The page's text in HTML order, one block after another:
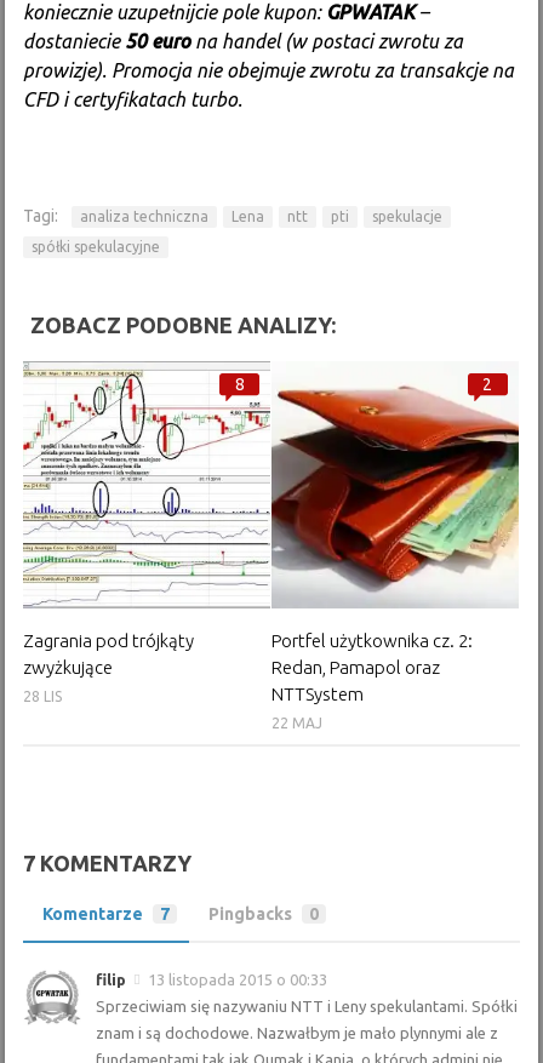
koniecznie uzupełnijcie pole kupon: GPWATAK–
dostaniecie 50 eurona handel (w postaci zwrotu za
prowizje). Promocja nie obejmuje zwrotu za transakcje na
CFD i certyfikatach turbo.
Tagi: analiza techniczna Lena ntt pti
spekulacje
spółki spekulacyjne
ZOBACZ PODOBNE ANALIZY:
8
Zagrania pod trójkąty
zwyżkujące
28 LIS
2
Portfel użytkownika cz. 2:
Redan, Pamapol oraz
NTTSystem
22 MAJ
7 KOMENTARZY
Komentarze 7 Pingbacks 0
filip
13 listopada 2015 o 00:33
Sprzeciwiam się nazywaniu NTT i Leny spekulantami. Spółki
znam i są dochodowe. Nazwałbym je mało plynnymi ale z
fundamentami tak jak Qumak i Kania, o których admini nie